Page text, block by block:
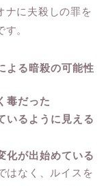
ナに夫殺しの罪を
。
よる暗殺の可能性
毒だった
いるように見える
化が出始めている
はなく、ルイスを